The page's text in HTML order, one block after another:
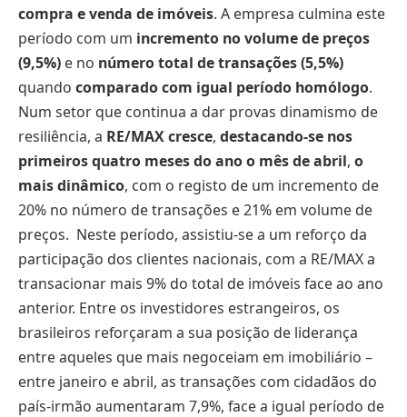
compra e venda de imóveis. A empresa culmina este
período com um incremento no volume de preços
(9,5%) e no número total de transações (5,5%)
quando comparado com igual período homólogo.
Num setor que continua a dar provas dinamismo de
resiliência, a RE/MAX cresce, destacando-se nos
primeiros quatro meses do ano o mês de abril, o
mais dinâmico, com o registo de um incremento de
20% no número de transações e 21% em volume de
preços. Neste período, assistiu-se a um reforço da
participação dos clientes nacionais, com a RE/MAX a
transacionar mais 9% do total de imóveis face ao ano
anterior. Entre os investidores estrangeiros, os
brasileiros reforçaram a sua posição de liderança
entre aqueles que mais negoceiam em imobiliário –
entre janeiro e abril, as transações com cidadãos do
país-irmão aumentaram 7,9%, face a igual período de